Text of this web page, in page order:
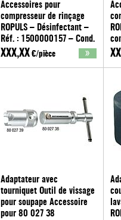
Accessoires pour
compresseur de rinçage
ROPULS – Désinfectant –
Réf. : 1500000157 – Cond.
: 6 pièces
XXX,XX €/pièce
Adaptateur avec
tourniquet Outil de vissage
pour soupape Accessoire
pour 80 027 38